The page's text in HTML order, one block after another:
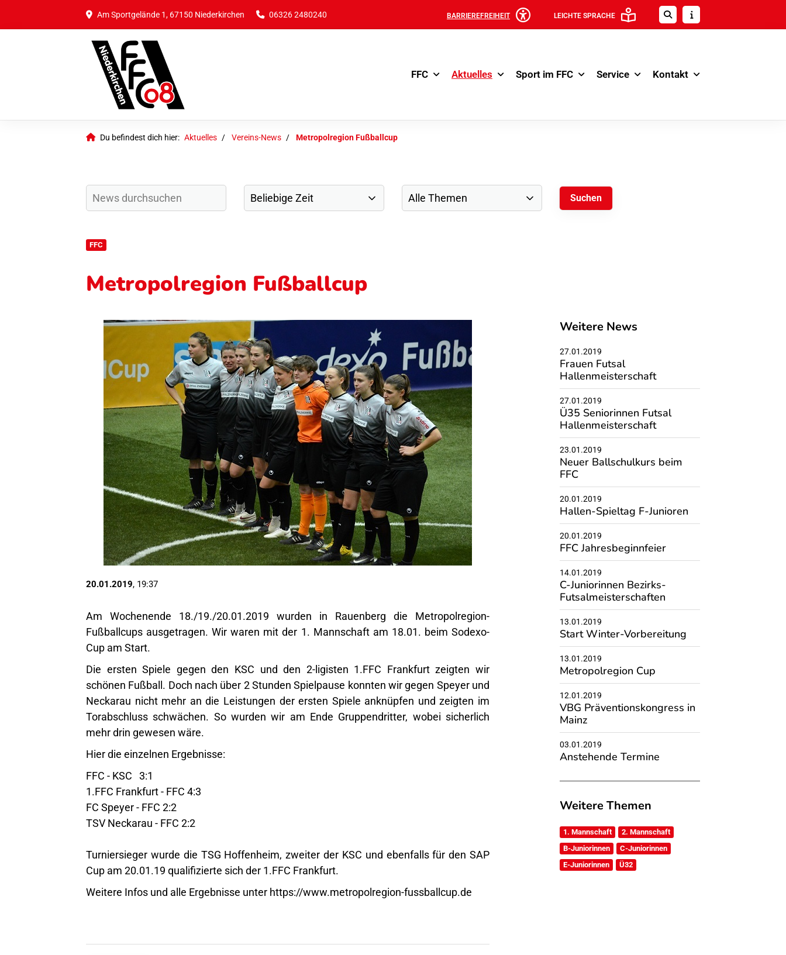
Am Sportgelände 1, 67150 Niederkirchen 06326 2480240 BARRIEREFREIHEIT LEICHTE SPRACHE
FFC Aktuelles Sport im FFC Service Kontakt
Du befindest dich hier: Aktuelles Vereins-News Metropolregion Fußballcup
FFC
Metropolregion Fußballcup
20.01.2019, 19:37
Am Wochenende 18./19./20.01.2019 wurden in Rauenberg die Metropolregion-
Fußballcups ausgetragen. Wir waren mit der 1. Mannschaft am 18.01. beim Sodexo-
Cup am Start.
Die ersten Spiele gegen den KSC und den 2-ligisten 1.FFC Frankfurt zeigten wir
schönen Fußball. Doch nach über 2 Stunden Spielpause konnten wir gegen Speyer und
Neckarau nicht mehr an die Leistungen der ersten Spiele anknüpfen und zeigten im
Torabschluss schwächen. So wurden wir am Ende Gruppendritter, wobei sicherlich
mehr drin gewesen wäre.
Hier die einzelnen Ergebnisse:
FFC - KSC 3:1
1.FFC Frankfurt - FFC 4:3
FC Speyer - FFC 2:2
TSV Neckarau - FFC 2:2
Turniersieger wurde die TSG Hoffenheim, zweiter der KSC und ebenfalls für den SAP
Cup am 20.01.19 qualifizierte sich der 1.FFC Frankfurt.
Weitere Infos und alle Ergebnisse unter https://www.metropolregion-fussballcup.de
Weitere News
27.01.2019
Frauen Futsal
Hallenmeisterschaft
27.01.2019
Ü35 Seniorinnen Futsal
Hallenmeisterschaft
23.01.2019
Neuer Ballschulkurs beim
FFC
20.01.2019
Hallen-Spieltag F-Junioren
20.01.2019
FFC Jahresbeginnfeier
14.01.2019
C-Juniorinnen Bezirks-
Futsalmeisterschaften
13.01.2019
Start Winter-Vorbereitung
13.01.2019
Metropolregion Cup
12.01.2019
VBG Präventionskongress in
Mainz
03.01.2019
Anstehende Termine
Weitere Themen
1. Mannschaft
2. Mannschaft
B-Juniorinnen
C-Juniorinnen
E-Juniorinnen
Ü32